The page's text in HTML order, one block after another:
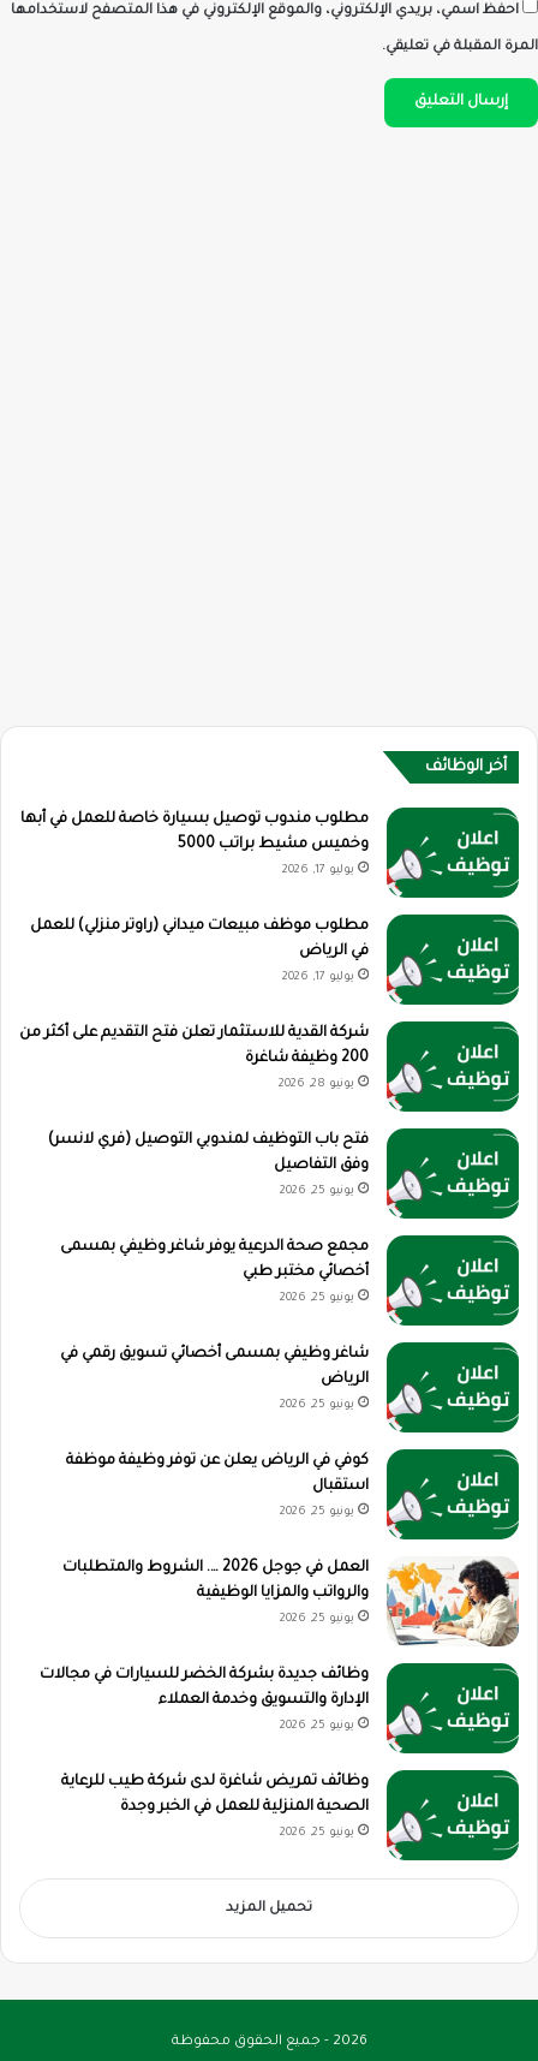
احفظ اسمي، بريدي الإلكتروني، والموقع الإلكتروني في هذا المتصفح لاستخدامها
المرة المقبلة في تعليقي.
أخر الوظائف
مطلوب مندوب توصيل بسيارة خاصة للعمل في أبها
وخميس مشيط براتب 5000
يوليو 17, 2026
مطلوب موظف مبيعات ميداني (راوتر منزلي) للعمل
في الرياض
يوليو 17, 2026
شركة القدية للاستثمار تعلن فتح التقديم على أكثر من
200 وظيفة شاغرة
يونيو 28, 2026
فتح باب التوظيف لمندوبي التوصيل (فري لانسر)
وفق التفاصيل
يونيو 25, 2026
مجمع صحة الدرعية يوفر شاغر وظيفي بمسمى
أخصائي مختبر طبي
يونيو 25, 2026
شاغر وظيفي بمسمى أخصائي تسويق رقمي في
الرياض
يونيو 25, 2026
كوفي في الرياض يعلن عن توفر وظيفة موظفة
استقبال
يونيو 25, 2026
العمل في جوجل 2026 …. الشروط والمتطلبات
والرواتب والمزايا الوظيفية
يونيو 25, 2026
وظائف جديدة بشركة الخضر للسيارات في مجالات
الإدارة والتسويق وخدمة العملاء
يونيو 25, 2026
وظائف تمريض شاغرة لدى شركة طيب للرعاية
الصحية المنزلية للعمل في الخبر وجدة
يونيو 25, 2026
تحميل المزيد
2026 - جميع الحقوق محفوظة